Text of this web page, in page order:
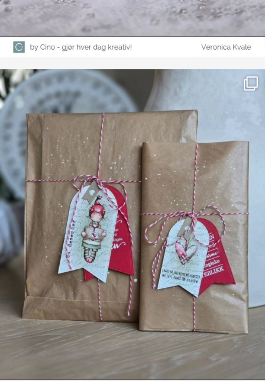
Farge